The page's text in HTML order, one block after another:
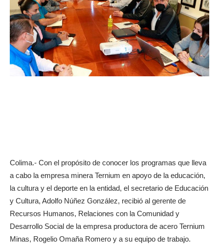
Colima.- Con el propósito de conocer los programas que lleva
a cabo la empresa minera Ternium en apoyo de la educación,
la cultura y el deporte en la entidad, el secretario de Educación
y Cultura, Adolfo Núñez González, recibió al gerente de
Recursos Humanos, Relaciones con la Comunidad y
Desarrollo Social de la empresa productora de acero Ternium
Minas, Rogelio Omaña Romero y a su equipo de trabajo.